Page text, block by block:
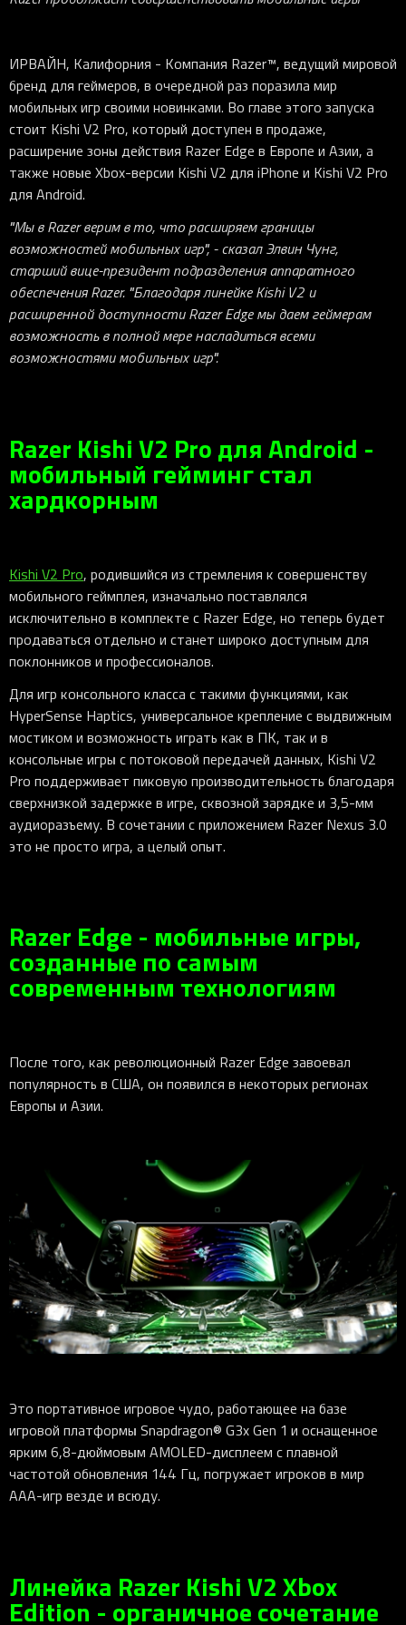
ИРВАЙН, Калифорния - Компания Razer™, ведущий мировой
бренд для геймеров, в очередной раз поразила мир
мобильных игр своими новинками. Во главе этого запуска
стоит Kishi V2 Pro, который доступен в продаже,
расширение зоны действия Razer Edge в Европе и Азии, а
также новые Xbox-версии Kishi V2 для iPhone и Kishi V2 Pro
для Android.
"Мы в Razer верим в то, что расширяем границы
возможностей мобильных игр", - сказал Элвин Чунг,
старший вице-президент подразделения аппаратного
обеспечения Razer. "Благодаря линейке Kishi V2 и
расширенной доступности Razer Edge мы даем геймерам
возможность в полной мере насладиться всеми
возможностями мобильных игр".
Razer Kishi V2 Pro для Android -
мобильный гейминг стал
хардкорным
Kishi V2 Pro, родившийся из стремления к совершенству
мобильного геймплея, изначально поставлялся
исключительно в комплекте с Razer Edge, но теперь будет
продаваться отдельно и станет широко доступным для
поклонников и профессионалов.
Для игр консольного класса с такими функциями, как
HyperSense Haptics, универсальное крепление с выдвижным
мостиком и возможность играть как в ПК, так и в
консольные игры с потоковой передачей данных, Kishi V2
Pro поддерживает пиковую производительность благодаря
сверхнизкой задержке в игре, сквозной зарядке и 3,5-мм
аудиоразъему. В сочетании с приложением Razer Nexus 3.0
это не просто игра, а целый опыт.
Razer Edge - мобильные игры,
созданные по самым
современным технологиям
После того, как революционный Razer Edge завоевал
популярность в США, он появился в некоторых регионах
Европы и Азии.
Это портативное игровое чудо, работающее на базе
игровой платформы Snapdragon® G3x Gen 1 и оснащенное
ярким 6,8-дюймовым AMOLED-дисплеем с плавной
частотой обновления 144 Гц, погружает игроков в мир
AAA-игр везде и всюду.
Линейка Razer Kishi V2 Xbox
Edition - органичное сочетание